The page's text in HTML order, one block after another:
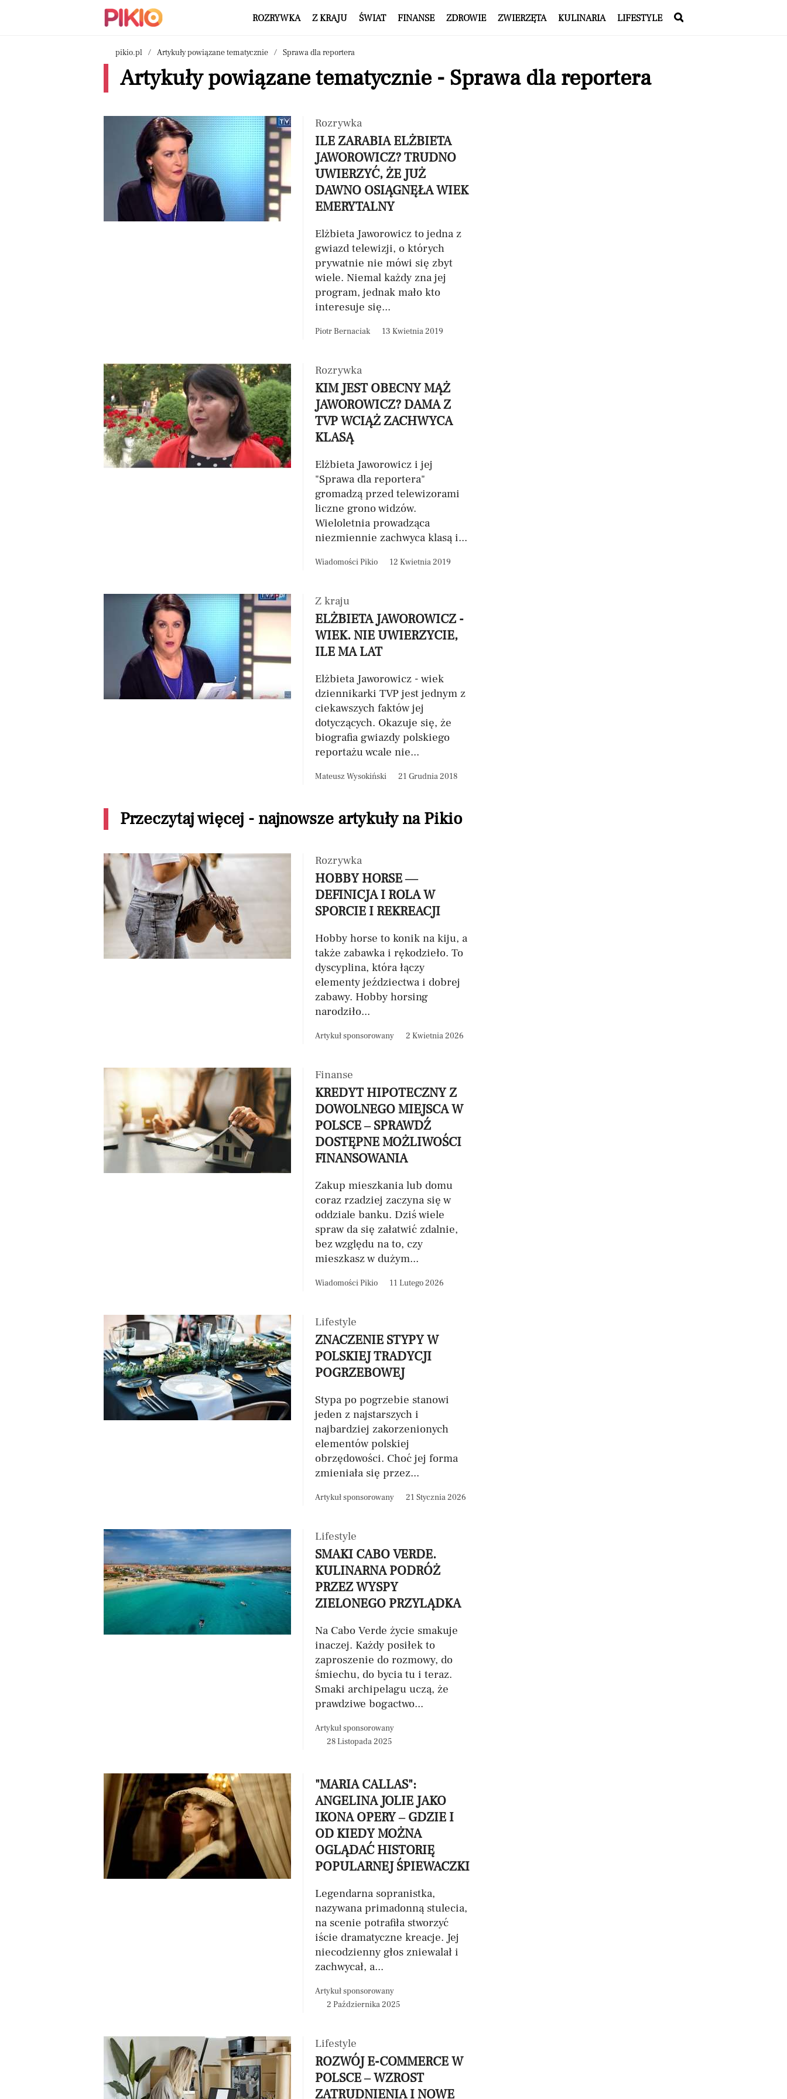
ROZRYWKA Z KRAJU ŚWIAT FINANSE ZDROWIE ZWIERZĘTA KULINARIA LIFESTYLE
pikio.pl Artykuły powiązane tematycznie Sprawa dla reportera
Artykuły powiązane tematycznie - Sprawa dla reportera
Rozrywka
ILE ZARABIA ELŻBIETA
JAWOROWICZ? TRUDNO
UWIERZYĆ, ŻE JUŻ
DAWNO OSIĄGNĘŁA WIEK
EMERYTALNY
Elżbieta Jaworowicz to jedna z
gwiazd telewizji, o których
prywatnie nie mówi się zbyt
wiele. Niemal każdy zna jej
program, jednak mało kto
interesuje się...
Piotr Bernaciak 13 Kwietnia 2019
Rozrywka
KIM JEST OBECNY MĄŻ
JAWOROWICZ? DAMA Z
TVP WCIĄŻ ZACHWYCA
KLASĄ
Elżbieta Jaworowicz i jej
"Sprawa dla reportera"
gromadzą przed telewizorami
liczne grono widzów.
Wieloletnia prowadząca
niezmiennie zachwyca klasą i...
Wiadomości Pikio 12 Kwietnia 2019
Z kraju
ELŻBIETA JAWOROWICZ -
WIEK. NIE UWIERZYCIE,
ILE MA LAT
Elżbieta Jaworowicz - wiek
dziennikarki TVP jest jednym z
ciekawszych faktów jej
dotyczących. Okazuje się, że
biografia gwiazdy polskiego
reportażu wcale nie...
Mateusz Wysokiński 21 Grudnia 2018
Przeczytaj więcej - najnowsze artykuły na Pikio
Rozrywka
HOBBY HORSE —
DEFINICJA I ROLA W
SPORCIE I REKREACJI
Hobby horse to konik na kiju, a
także zabawka i rękodzieło. To
dyscyplina, która łączy
elementy jeździectwa i dobrej
zabawy. Hobby horsing
narodziło...
Artykuł sponsorowany 2 Kwietnia 2026
Finanse
KREDYT HIPOTECZNY Z
DOWOLNEGO MIEJSCA W
POLSCE – SPRAWDŹ
DOSTĘPNE MOŻLIWOŚCI
FINANSOWANIA
Zakup mieszkania lub domu
coraz rzadziej zaczyna się w
oddziale banku. Dziś wiele
spraw da się załatwić zdalnie,
bez względu na to, czy
mieszkasz w dużym...
Wiadomości Pikio 11 Lutego 2026
Lifestyle
ZNACZENIE STYPY W
POLSKIEJ TRADYCJI
POGRZEBOWEJ
Stypa po pogrzebie stanowi
jeden z najstarszych i
najbardziej zakorzenionych
elementów polskiej
obrzędowości. Choć jej forma
zmieniała się przez...
Artykuł sponsorowany 21 Stycznia 2026
Lifestyle
SMAKI CABO VERDE.
KULINARNA PODRÓŻ
PRZEZ WYSPY
ZIELONEGO PRZYLĄDKA
Na Cabo Verde życie smakuje
inaczej. Każdy posiłek to
zaproszenie do rozmowy, do
śmiechu, do bycia tu i teraz.
Smaki archipelagu uczą, że
prawdziwe bogactwo...
Artykuł sponsorowany
28 Listopada 2025
"MARIA CALLAS":
ANGELINA JOLIE JAKO
IKONA OPERY – GDZIE I
OD KIEDY MOŻNA
OGLĄDAĆ HISTORIĘ
POPULARNEJ ŚPIEWACZKI
Legendarna sopranistka,
nazywana primadonną stulecia,
na scenie potrafiła stworzyć
iście dramatyczne kreacje. Jej
niecodzienny głos zniewalał i
zachwycał, a...
Artykuł sponsorowany
2 Października 2025
Lifestyle
ROZWÓJ E-COMMERCE W
POLSCE – WZROST
ZATRUDNIENIA I NOWE